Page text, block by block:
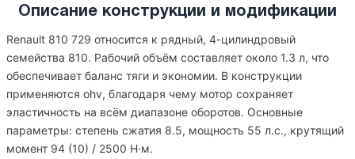
Описание конструкции и модификации
Renault 810 729 относится к рядный, 4-цилиндровый
семейства 810. Рабочий объём составляет около 1.3 л, что
обеспечивает баланс тяги и экономии. В конструкции
применяются ohv, благодаря чему мотор сохраняет
эластичность на всём диапазоне оборотов. Основные
параметры: степень сжатия 8.5, мощность 55 л.с., крутящий
момент 94 (10) / 2500 Н·м.